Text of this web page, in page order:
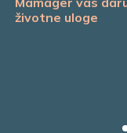
životne uloge